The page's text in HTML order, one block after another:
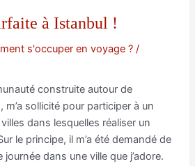
à Istanbul !
s'occuper en voyage ? /
construite autour de
m’a sollicité pour participer à un
dans lesquelles réaliser un
le principe, il m’a été demandé de
journée dans une ville que j’adore.